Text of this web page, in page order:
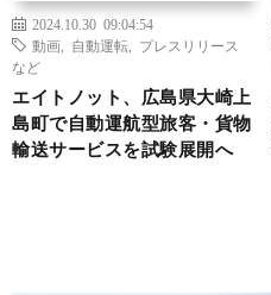
2024.10.30 09:04:54
動画
自動運転
プレスリリース
など
エイトノット、広島県大崎上
島町で自動運航型旅客・貨物
輸送サービスを試験展開へ